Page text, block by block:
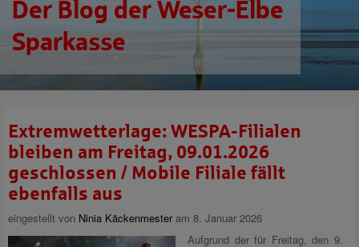
Der Blog der Weser-Elbe
Sparkasse
Extremwetterlage: WESPA-Filialen
bleiben am Freitag, 09.01.2026
geschlossen / Mobile Filiale fällt
ebenfalls aus
eingestellt von Ninia Käckenmester am 8. Januar 2026
Aufgrund der für Freitag, den 9.